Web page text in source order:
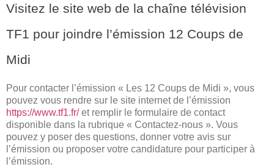
Visitez le site web de la chaîne télévision
TF1 pour joindre l’émission 12 Coups de
Midi
Pour contacter l’émission « Les 12 Coups de Midi », vous
pouvez vous rendre sur le site internet de l’émission
https://www.tf1.fr/et remplir le formulaire de contact
disponible dans la rubrique « Contactez-nous ». Vous
pouvez y poser des questions, donner votre avis sur
l’émission ou proposer votre candidature pour participer à
l’émission.